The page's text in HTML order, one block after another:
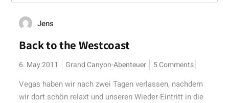
Jens
Back to the Westcoast
6. May 2011 Grand Canyon-Abenteuer 5 Comments
Vegas haben wir nach zwei Tagen verlassen, nachdem
wir dort schön relaxt und unseren Wieder-Eintritt in die